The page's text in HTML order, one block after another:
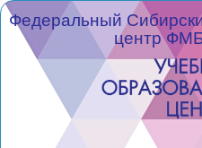
Федеральный
центр